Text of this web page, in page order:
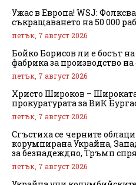
Ужас в Европа! WSJ:
съкращаването на 50 000
петък, 7 август 2026
Бойко Борисов ли е босът
фабрика за производство
петък, 7 август 2026
Христо Широков –
прокуратурата за ВиК
петък, 7 август 2026
Сгъстиха се черните
корумпирана Украйна,
за безнадеждно, Тръмп
петък, 7 август 2026